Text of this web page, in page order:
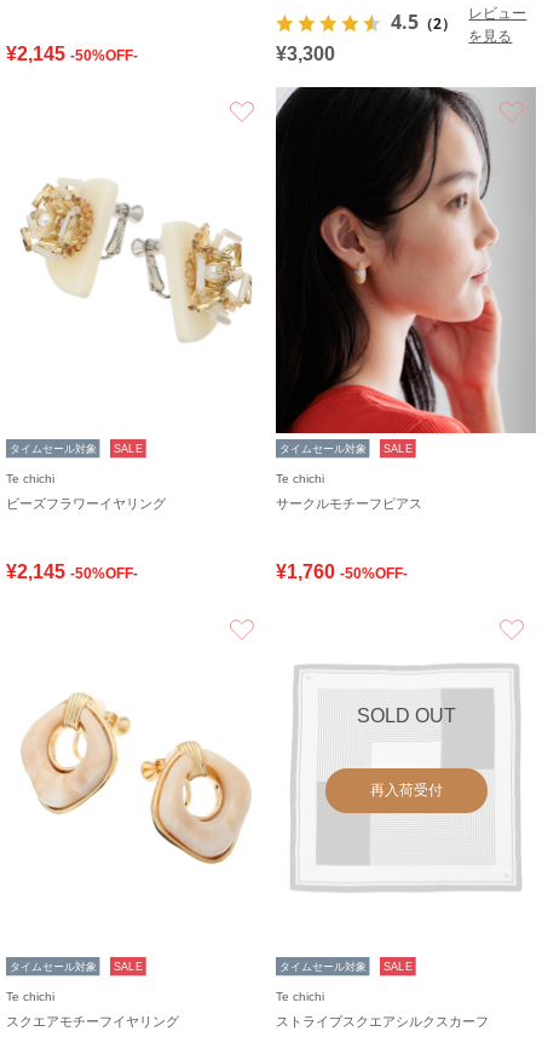
¥2,145 -50%OFF-
4.5 （2）
レビュー
を見る
¥3,300
お気に入り
タイムセール対象 SALE
Te chichi
ビーズフラワーイヤリング
¥2,145 -50%OFF-
タイムセール対象 SALE
Te chichi
サークルモチーフピアス
¥1,760 -50%OFF-
タイムセール対象 SALE
Te chichi
スクエアモチーフイヤリング
SOLD OUT
再入荷受付
タイムセール対象 SALE
Te chichi
ストライプスクエアシルクスカーフ